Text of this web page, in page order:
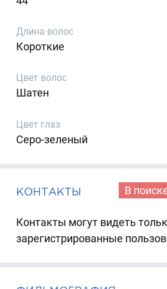
Длина волос
Короткие
Цвет волос
Шатен
Цвет глаз
Серо-зеленый
КОНТАКТЫ В
Контакты могут видеть
зарегистрированные